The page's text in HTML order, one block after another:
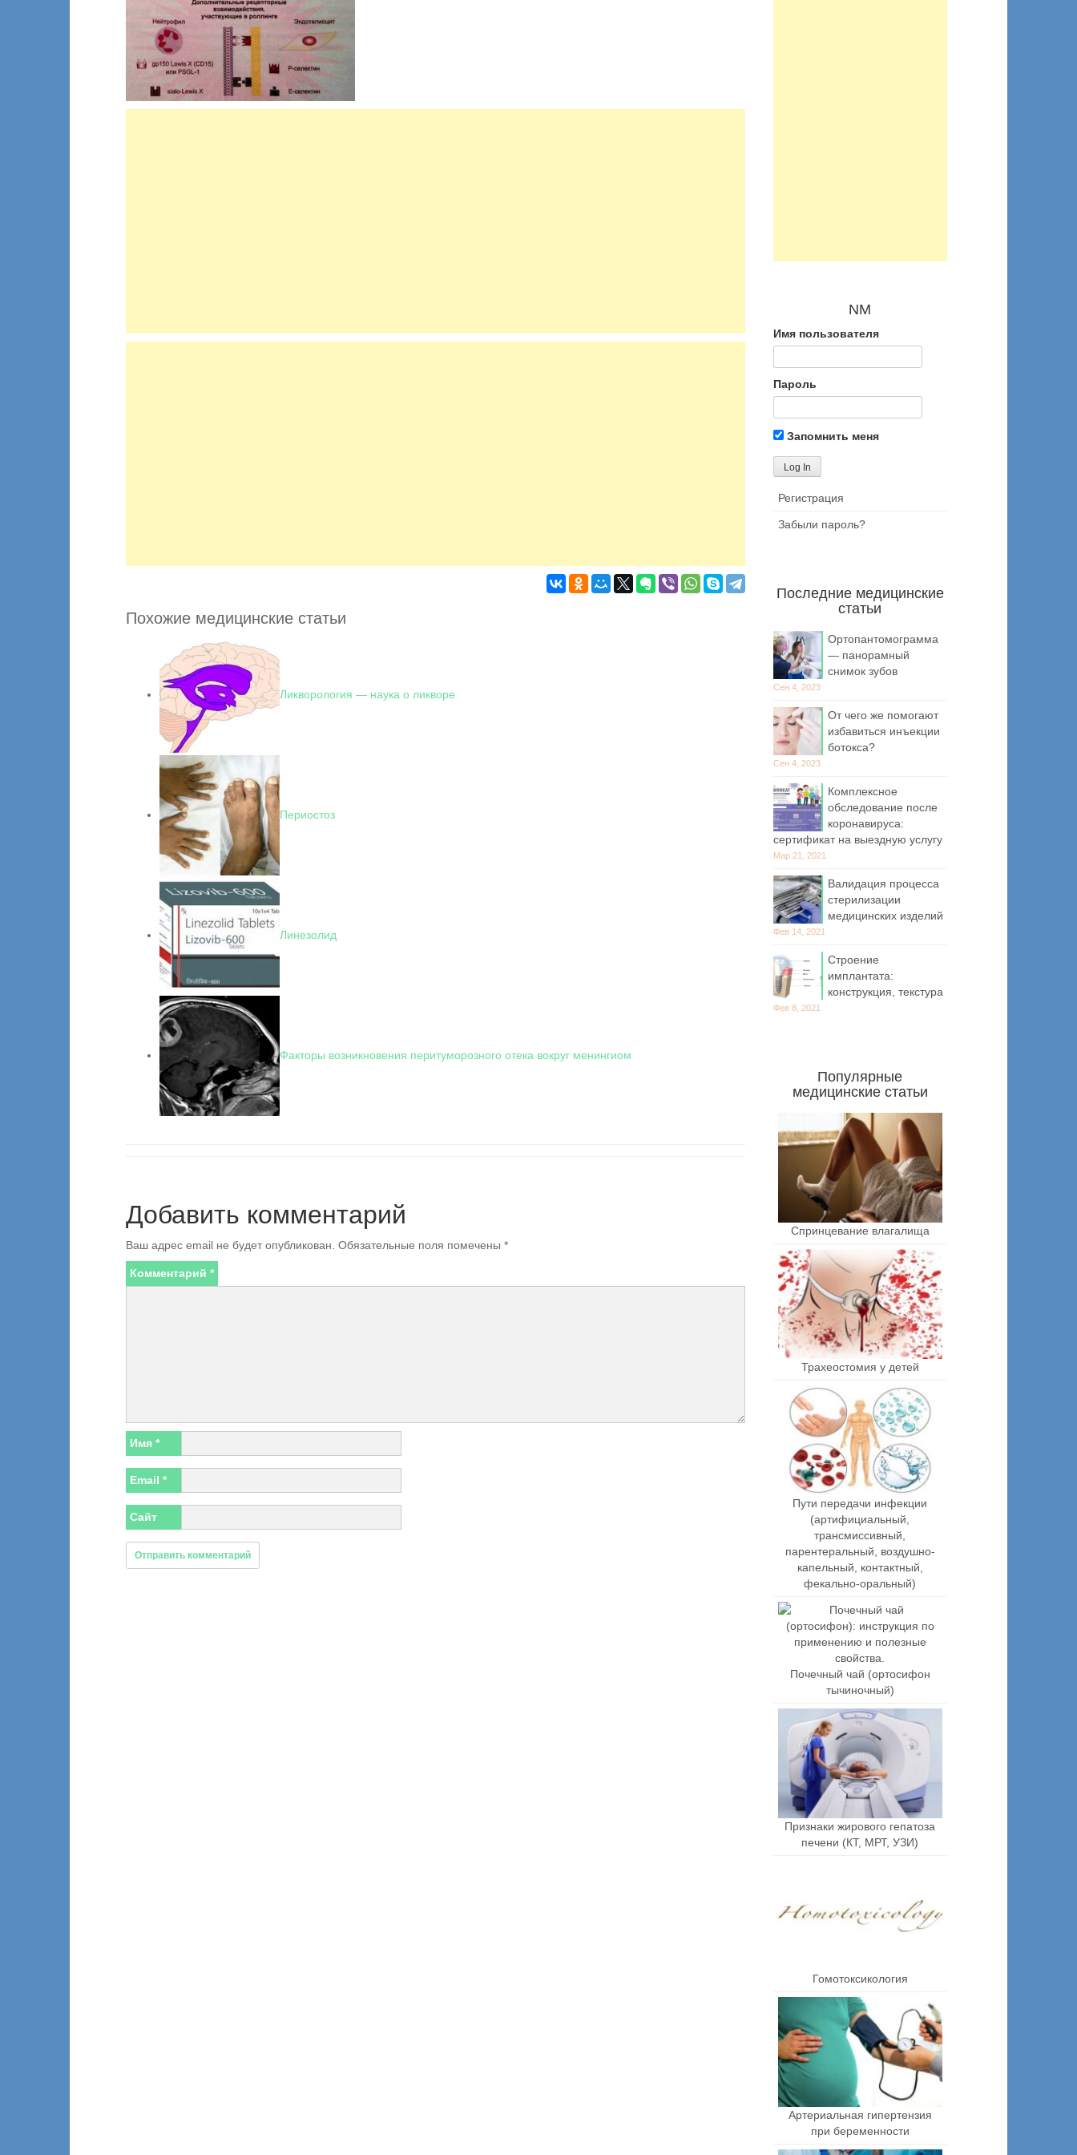
Похожие медицинские статьи
Ликворология — наука о ликворе
Периостоз
Линезолид
Факторы возникновения перитуморозного отека вокруг менингиом
Добавить комментарий
Ваш адрес email не будет опубликован. Обязательные поля помечены *
Комментарий *
Имя *
Email *
Сайт
NM
Имя пользователя
Пароль
Запомнить меня
Регистрация
Забыли пароль?
Последние медицинские
статьи
Ортопантомограмма
— панорамный
снимок зубов
Сен 4, 2023
От чего же помогают
избавиться инъекции
ботокса?
Сен 4, 2023
Комплексное
обследование после
коронавируса:
сертификат на выездную услугу
Мар 21, 2021
Валидация процесса
стерилизации
медицинских изделий
Фев 14, 2021
Строение
имплантата:
конструкция, текстура
Фев 8, 2021
Популярные
медицинские статьи
Спринцевание влагалища
Трахеостомия у детей
Пути передачи инфекции
(артифициальный,
трансмиссивный,
парентеральный, воздушно-
капельный, контактный,
фекально-оральный)
Почечный чай (ортосифон
тычиночный)
Признаки жирового гепатоза
печени (КТ, МРТ, УЗИ)
Гомотоксикология
Артериальная гипертензия
при беременности